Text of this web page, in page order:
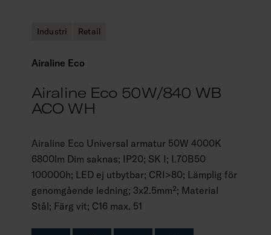
Industri Retail
Airaline Eco
Airaline Eco 50W/840 WB
ACO WH
Airaline Eco Universal armatur 50W 4000K
6800lm Dim saknas; IP20; SK I; L70B50
100000h; LED ej utbytbar; CRI>80; Lämplig för
genomgående ledning; 3x2.5mm²; Material
Stål; Färg vit; C16 max. 51